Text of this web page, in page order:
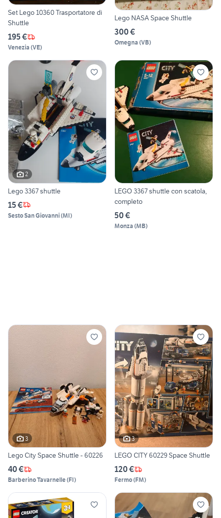
Set Lego 10360 Trasportatore di
Shuttle
195 €
Venezia (VE)
Lego NASA Space Shuttle
300 €
Omegna (VB)
2
Lego 3367 shuttle
15 €
Sesto San Giovanni(MI)
LEGO 3367 shuttle con scatola,
completo
50 €
Monza (MB)
3
Lego City Space Shuttle - 60226
40 €
Barberino Tavarnelle(FI)
3
LEGO CITY 60229 Space Shuttle
120 €
Fermo(FM)